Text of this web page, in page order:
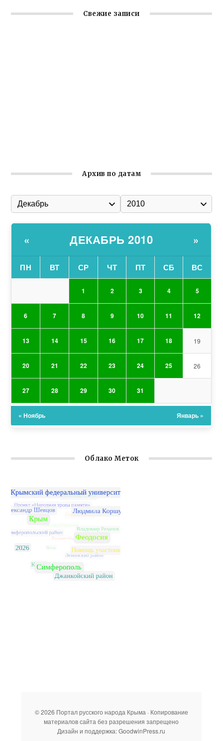
Свежие записи
Архив по датам
« ДЕКАБРЬ 2010 »
ПН ВТ СР ЧТ ПТ СБ ВС
1 2 3 4 5
6 7 8 9 10 11 12
13 14 15 16 17 18 19
20 21 22 23 24 25 26
27 28 29 30 31
« Ноябрь Январь »
Облако Меток
© 2026 Портал русского народа Крыма · Копирование
материалов сайта без разрешения запрещено
Дизайн и поддержка: GoodwinPress.ru